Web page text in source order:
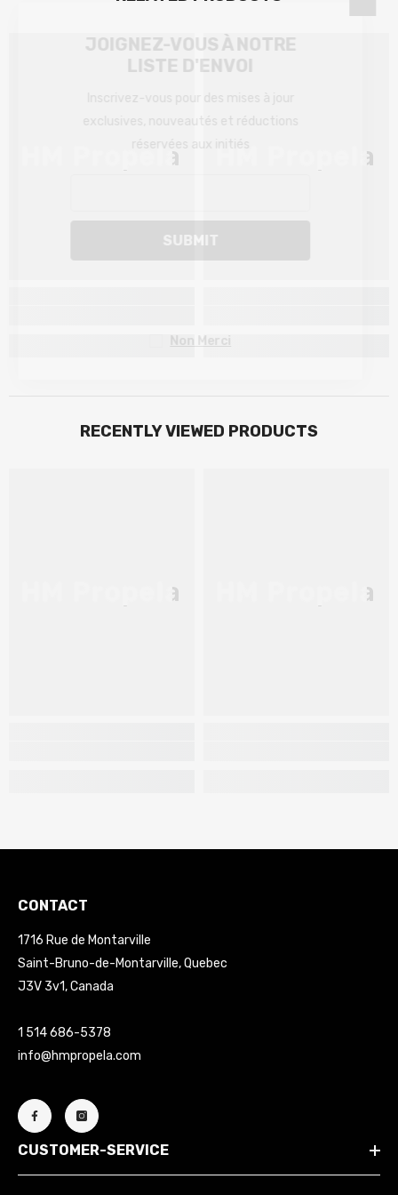
HM Propela HM Propela
RECENTLY VIEWED PRODUCTS
HM Propela HM Propela
CONTACT
1716 Rue de Montarville
Saint-Bruno-de-Montarville, Quebec
J3V 3v1, Canada
1 514 686-5378
info@hmpropela.com
CUSTOMER-SERVICE
JOIGNEZ-VOUS À NOTRE
LISTE D'ENVOI
Inscrivez-vous pour des mises à jour
exclusives, nouveautés et réductions
réservées aux initiés
SUBMIT
Non Merci